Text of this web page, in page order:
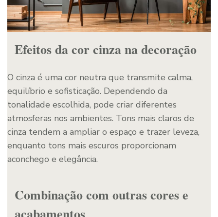
Efeitos da cor cinza na decoração
O cinza é uma cor neutra que transmite calma,
equilíbrio e sofisticação. Dependendo da
tonalidade escolhida, pode criar diferentes
atmosferas nos ambientes. Tons mais claros de
cinza tendem a ampliar o espaço e trazer leveza,
enquanto tons mais escuros proporcionam
aconchego e elegância.
Combinação com outras cores e